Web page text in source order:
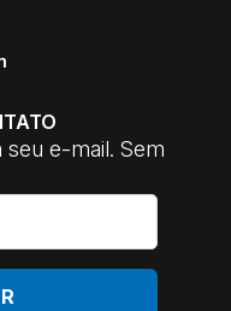
seu e-mail. Sem